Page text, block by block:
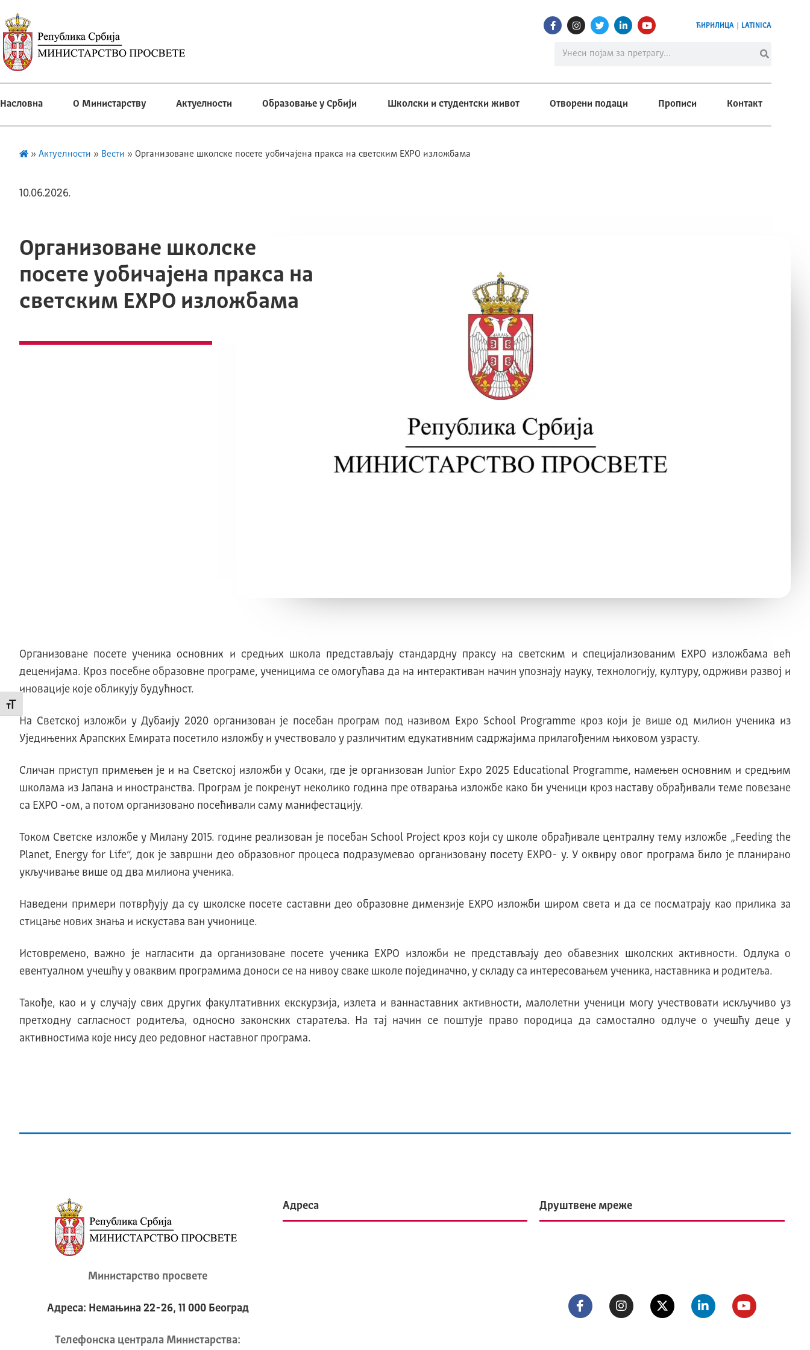
Промени величину слова
ЋИРИЛИЦА LATINICA
Насловна О Министарству Актуелности Образовање у Србији Школски и студентски живот Отворени подаци Прописи Контакт
» Актуелности » Вести » Организоване школске посете уобичајена пракса на светским EXPO изложбама
10.06.2026.
Организоване школске
посете уобичајена пракса на
светским EXPO изложбама
Организоване посете ученика основних и средњих школа представљају стандардну праксу на светским и специјализованим EXPO изложбама већ
деценијама. Kроз посебне образовне програме, ученицима се омогућава да на интерактиван начин упознају науку, технологију, културу, одрживи развој и
иновације које обликују будућност.
На Светској изложби у Дубаију 2020 организован је посебан програм под називом Expo School Programme кроз који је више од милион ученика из
Уједињених Арапских Емирата посетило изложбу и учествовало у различитим едукативним садржајима прилагођеним њиховом узрасту.
Сличан приступ примењен је и на Светској изложби у Осаки, где је организован Junior Expo 2025 Educational Programme, намењен основним и средњим
школама из Јапана и иностранства. Програм је покренут неколико година пре отварања изложбе како би ученици кроз наставу обрађивали теме повезане
са EXPO -ом, а потом организовано посећивали саму манифестацију.
Током Светске изложбе у Милану 2015. године реализован је посебан School Project кроз који су школе обрађивале централну тему изложбе „Feeding the
Planet, Energy for Life“, док је завршни део образовног процеса подразумевао организовану посету EXPO- у. У оквиру овог програма било је планирано
укључивање више од два милиона ученика.
Наведени примери потврђују да су школске посете саставни део образовне димензије EXPO изложби широм света и да се посматрају као прилика за
стицање нових знања и искустава ван учионице.
Истовремено, важно је нагласити да организоване посете ученика EXPO изложби не представљају део обавезних школских активности. Одлука о
евентуалном учешћу у оваквим програмима доноси се на нивоу сваке школе појединачно, у складу са интересовањем ученика, наставника и родитеља.
Такође, као и у случају свих других факултативних екскурзија, излета и ваннаставних активности, малолетни ученици могу учествовати искључиво уз
претходну сагласност родитеља, односно законских старатеља. На тај начин се поштује право породица да самостално одлуче о учешћу деце у
активностима које нису део редовног наставног програма.
Министарство просвете
Адреса: Немањина 22-26, 11 000 Београд
Телeфонска централа Mинистарства:
Адреса Друштвене мреже